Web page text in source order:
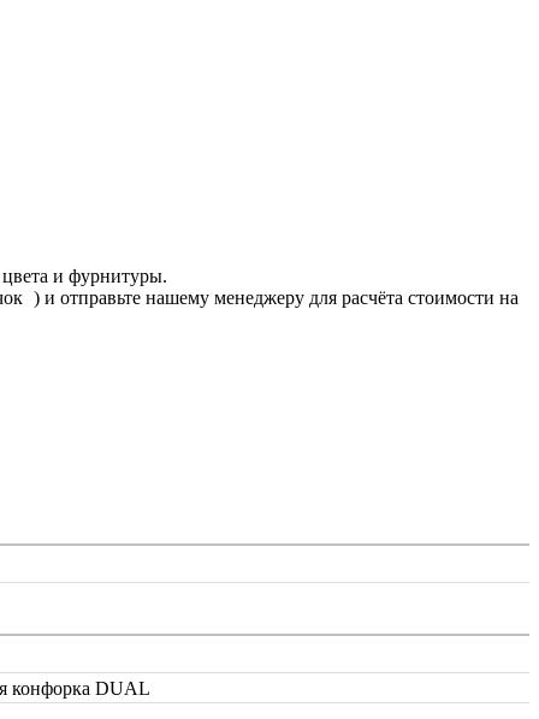
цвета и фурнитуры.
) и отправьте нашему менеджеру для расчёта стоимости на
конфорка DUAL